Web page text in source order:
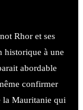
Rhor et ses
historique à une
abordable
confirmer
la Mauritanie qui